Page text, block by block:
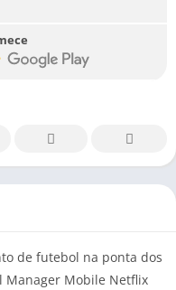
de futebol na ponta dos
Manager Mobile Netflix